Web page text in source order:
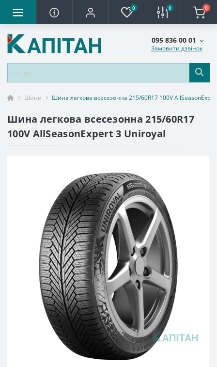
0 0 0
095 836 00 01
Замовити дзвінок
Шини Шина легкова всесезонна 215/60R17 100V
Шина легкова всесезонна 215/60R17
100V AllSeasonExpert 3 Uniroyal